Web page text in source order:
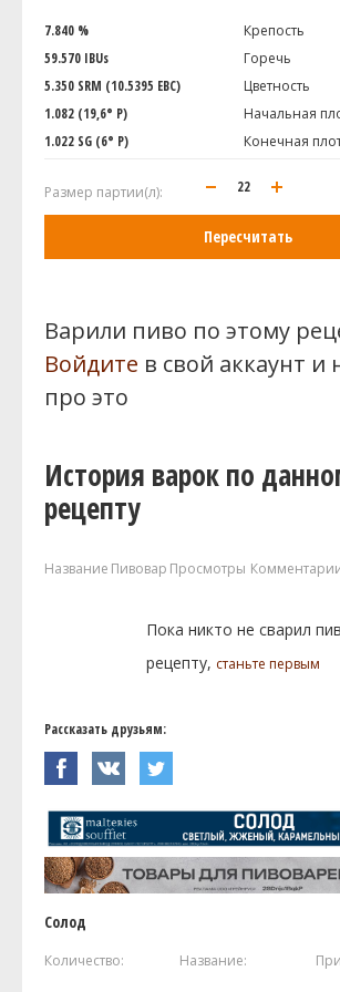
7.840 %
Крепость
59.570 IBUs
Горечь
5.350 SRM (10.5395 EBC)
Цветность
1.082 (19,6° P)
Начальная
1.022 SG (6° P)
Конечная
Размер партии(л):
Пересчитать
Варили пиво по этому
Войдите в свой аккаунт
про это
История варок по
рецепту
Название Пивовар Просмотры
Пока никто не сварил
рецепту, станьте первым
Рассказать друзьям:
Солод
Количество: Название: